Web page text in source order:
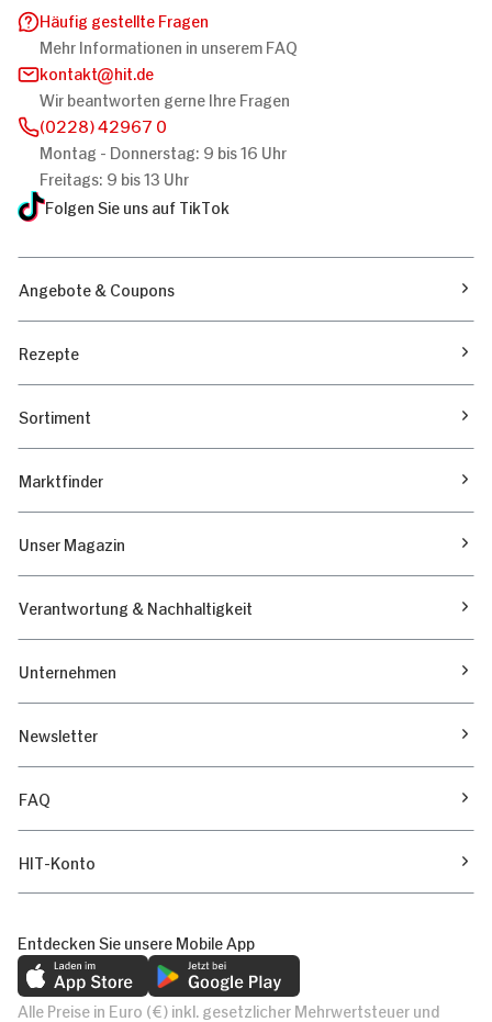
Häufig gestellte Fragen
Mehr Informationen in unserem FAQ
kontakt
hit.de
Wir beantworten gerne Ihre Fragen
(0228) 42967 0
Montag - Donnerstag: 9 bis 16 Uhr
Freitags: 9 bis 13 Uhr
Folgen Sie uns auf TikTok
Angebote & Coupons
Rezepte
Sortiment
Marktfinder
Unser Magazin
Verantwortung & Nachhaltigkeit
Unternehmen
Newsletter
FAQ
HIT-Konto
Entdecken Sie unsere Mobile App
Alle Preise in Euro (€) inkl. gesetzlicher Mehrwertsteuer und